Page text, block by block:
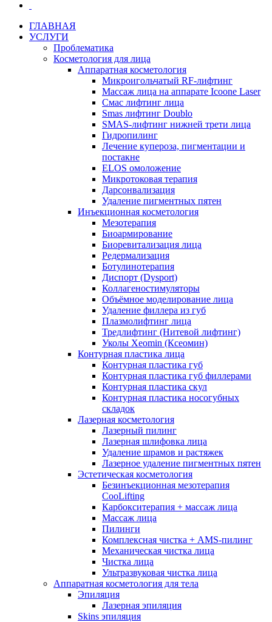
ГЛАВНАЯ
УСЛУГИ
Проблематика
Косметология для лица
Аппаратная косметология
Микроигольчатый RF-лифтинг
Массаж лица на аппарате Icoone Laser
Смас лифтинг лица
Smas лифтинг Doublo
SMAS-лифтинг нижней трети лица
Гидропилинг
Лечение купероза, пигментации и
постакне
ELOS омоложение
Микротоковая терапия
Дарсонвализация
Удаление пигментных пятен
Инъекционная косметология
Мезотерапия
Биоармирование
Биоревитализация лица
Редермализация
Ботулинотерапия
Диспорт (Dysport)
Коллагеностимуляторы
Объёмное моделирование лица
Удаление филлера из губ
Плазмолифтинг лица
Тредлифтинг (Нитевой лифтинг)
Уколы Xeomin (Ксеомин)
Контурная пластика лица
Контурная пластика губ
Контурная пластика губ филлерами
Контурная пластика скул
Контурная пластика носогубных
складок
Лазерная косметология
Лазерный пилинг
Лазерная шлифовка лица
Удаление шрамов и растяжек
Лазерное удаление пигментных пятен
Эстетическая косметология
Безинъекционная мезотерапия
CooLifting
Карбокситерапия + массаж лица
Массаж лица
Пилинги
Комплексная чистка + AMS-пилинг
Механическая чистка лица
Чистка лица
Ультразвуковая чистка лица
Аппаратная косметология для тела
Эпиляция
Лазерная эпиляция
Skins эпиляция